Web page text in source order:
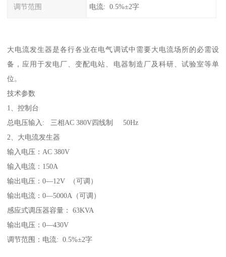
调节范围 电流: 0.5%±2字
大电流发生器是各行各业在电气调试中需要大电流场所的必需设
备，应用于发电厂、变配电站、电器制造厂及科研、试验室等单
位。
技术参数
1、控制台
总电压输入: 三相AC 380V四线制 50Hz
2、大电流发生器
输入电压：AC 380V
输入电流：150A
输出电压：0—12V （可调）
输出电流：0—5000A（可调）
感应式调压器容量： 63KVA
输出电压：0—430V
调节范围：电流: 0.5%±2字